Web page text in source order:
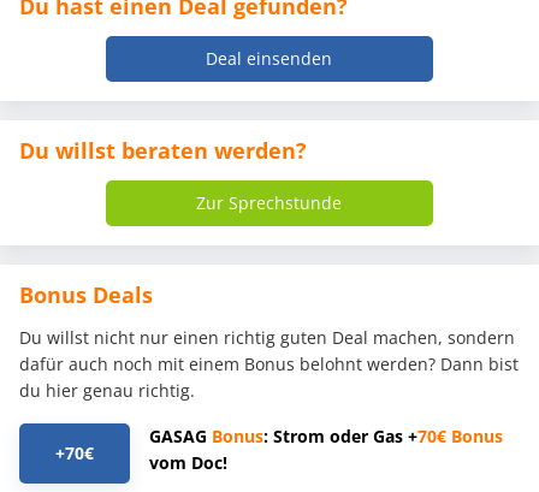
Du hast einen Deal gefunden?
Deal einsenden
Du willst beraten werden?
Zur Sprechstunde
Bonus Deals
Du willst nicht nur einen richtig guten Deal machen, sondern
dafür auch noch mit einem Bonus belohnt werden? Dann bist
du hier genau richtig.
+70€
GASAG Bonus: Strom oder Gas +70€ Bonus
vom Doc!